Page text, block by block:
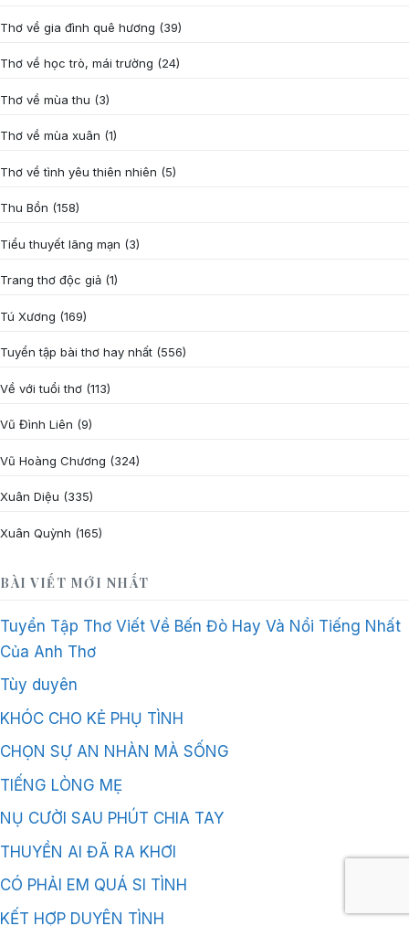
Thơ về gia đình quê hương (39)
Thơ về học trò, mái trường (24)
Thơ về mùa thu (3)
Thơ về mùa xuân (1)
Thơ về tình yêu thiên nhiên (5)
Thu Bồn (158)
Tiểu thuyết lãng mạn (3)
Trang thơ độc giả (1)
Tú Xương (169)
Tuyển tập bài thơ hay nhất (556)
Về với tuổi thơ (113)
Vũ Đình Liên (9)
Vũ Hoàng Chương (324)
Xuân Diệu (335)
Xuân Quỳnh (165)
BÀI VIẾT MỚI NHẤT
Tuyển Tập Thơ Viết Về Bến Đò Hay Và Nổi Tiếng Nhất
Của Anh Thơ
Tùy duyên
KHÓC CHO KẺ PHỤ TÌNH
CHỌN SỰ AN NHÀN MÀ SỐNG
TIẾNG LÒNG MẸ
NỤ CƯỜI SAU PHÚT CHIA TAY
THUYỀN AI ĐÃ RA KHƠI
CÓ PHẢI EM QUÁ SI TÌNH
KẾT HỢP DUYÊN TÌNH